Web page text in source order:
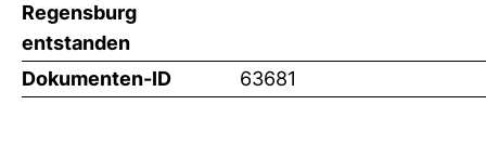
Regensburg
entstanden
Dokumenten-ID 63681